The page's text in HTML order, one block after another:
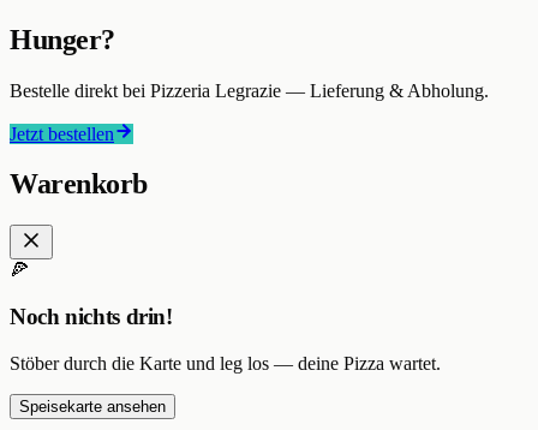
Hunger?
Bestelle direkt bei Pizzeria Legrazie — Lieferung & Abholung.
Jetzt bestellen
Warenkorb
🍕
Noch nichts drin!
Stöber durch die Karte und leg los — deine Pizza wartet.
Speisekarte ansehen